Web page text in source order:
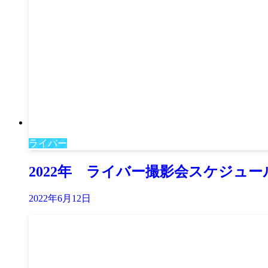
ライバー
2022年 ライバー撮影会スケジュー
2022年6月12日